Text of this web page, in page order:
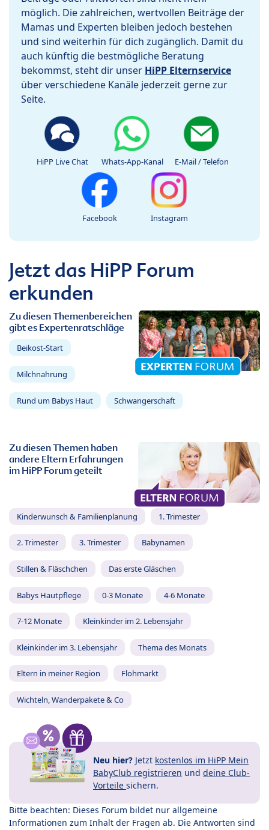
möglich. Die zahlreichen, wertvollen Beiträge der
Mamas und Experten bleiben jedoch bestehen
und sind weiterhin für dich zugänglich. Damit du
auch künftig die bestmögliche Beratung
bekommst, steht dir unser HiPP Elternservice
über verschiedene Kanäle jederzeit gerne zur
Seite.
HiPP Live Chat Whats-App-Kanal E-Mail / Telefon
Facebook Instagram
Jetzt das HiPP Forum
erkunden
Zu diesen Themenbereichen
gibt es Expertenratschläge
Beikost-Start
Milchnahrung
Rund um Babys Haut Schwangerschaft
Zu diesen Themen haben
andere Eltern Erfahrungen
im HiPP Forum geteilt
Kinderwunsch & Familienplanung 1. Trimester
2. Trimester 3. Trimester Babynamen
Stillen & Fläschchen Das erste Gläschen
Babys Hautpflege 0-3 Monate 4-6 Monate
7-12 Monate Kleinkinder im 2. Lebensjahr
Kleinkinder im 3. Lebensjahr Thema des Monats
Eltern in meiner Region Flohmarkt
Wichteln, Wanderpakete & Co
Neu hier? Jetzt kostenlos im HiPP Mein
BabyClub registrieren und deine Club-
Vorteile sichern.
Bitte beachten: Dieses Forum bildet nur allgemeine
Informationen zum Inhalt der Fragen ab. Die Antworten sind